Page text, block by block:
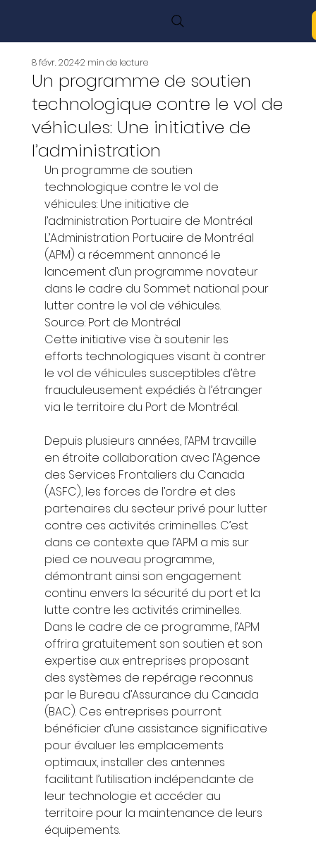
Un programme de soutien
technologique contre le vol de
véhicules: Une initiative de
l’administration
8 févr. 20242 min de lecture
Un programme de soutien
technologique contre le vol de
véhicules: Une initiative de
l’administration Portuaire de Montréal
L’Administration Portuaire de Montréal
(APM) a récemment annoncé le
lancement d’un programme novateur
dans le cadre du Sommet national pour
lutter contre le vol de véhicules.
Source: Port de Montréal
Cette initiative vise à soutenir les
efforts technologiques visant à contrer
le vol de véhicules susceptibles d’être
frauduleusement expédiés à l’étranger
via le territoire du Port de Montréal.
Depuis plusieurs années, l’APM travaille
en étroite collaboration avec l’Agence
des Services Frontaliers du Canada
(ASFC), les forces de l’ordre et des
partenaires du secteur privé pour lutter
contre ces activités criminelles. C’est
dans ce contexte que l’APM a mis sur
pied ce nouveau programme,
démontrant ainsi son engagement
continu envers la sécurité du port et la
lutte contre les activités criminelles.
Dans le cadre de ce programme, l’APM
offrira gratuitement son soutien et son
expertise aux entreprises proposant
des systèmes de repérage reconnus
par le Bureau d’Assurance du Canada
(BAC). Ces entreprises pourront
bénéficier d’une assistance significative
pour évaluer les emplacements
optimaux, installer des antennes
facilitant l’utilisation indépendante de
leur technologie et accéder au
territoire pour la maintenance de leurs
équipements.